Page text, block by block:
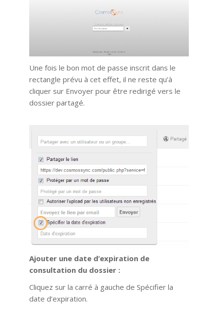
Une fois le bon mot de passe inscrit dans le
rectangle prévu à cet effet, il ne reste qu’à
cliquer sur Envoyer pour être redirigé vers le
dossier partagé.
Ajouter une date d’expiration de
consultation du dossier :
Cliquez sur la carré à gauche de Spécifier la
date d’expiration.